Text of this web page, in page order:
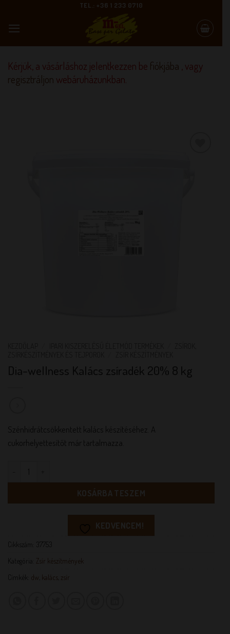
content
TEL.: +36 1 233 0710
Kérjük, a vásárláshoz jelentkezzen be fiókjába , vagy
regisztráljon webáruházunkban.
Dia-wellness Kalács zsíradék 20% 8 kg
Szénhidrátcsökkentett kalács készítéséhez. A
cukorhelyettesítőt már tartalmazza.
KOSÁRBA TESZEM
KEDVENCEM!
Cikkszám:
37753
Kategória: Zsír készítmények
Címkék: dw kalács zsír